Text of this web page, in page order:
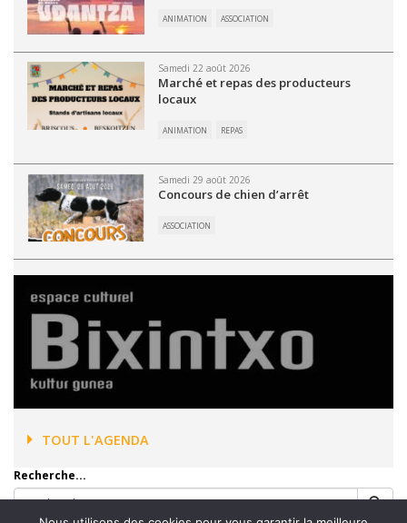
ANIMATION ASSOCIATION
Samedi 22 août 2026
Marché et repas des producteurs
locaux
ANIMATION REPAS
Samedi 29 août 2026
Concours de chien d’arrêt
ASSOCIATION
TOUT L'AGENDA
Recherche...